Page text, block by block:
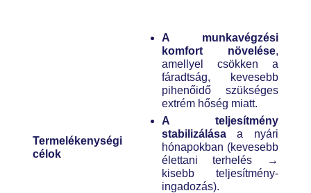
Termelékenységi
célok
A munkavégzési
komfort növelése,
amellyel csökken a
fáradtság, kevesebb
pihenőidő szükséges
extrém hőség miatt.
A teljesítmény
stabilizálásaa nyári
hónapokban (kevesebb
élettani terhelés →
kisebb teljesítmény-
ingadozás).